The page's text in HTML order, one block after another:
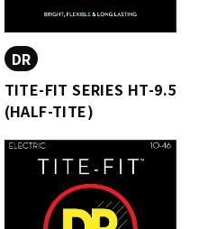
DR
TITE-FIT SERIES HT-9.5
(HALF-TITE)